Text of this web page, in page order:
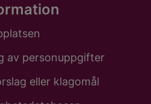
av personuppgifter
eller klagomål